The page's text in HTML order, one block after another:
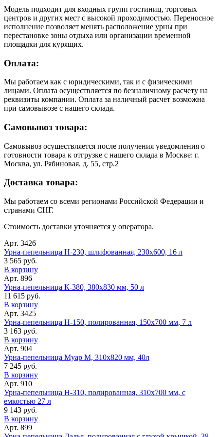
Модель подходит для входных групп гостиниц, торговых
центров и других мест с высокой проходимостью. Переносное
исполнение позволяет менять расположение урны при
перестановке зоны отдыха или организации временной
площадки для курящих.
Оплата:
Мы работаем как с юридическими, так и с физическими
лицами. Оплата осуществляется по безналичному расчету на
реквизиты компании. Оплата за наличный расчет возможна
при самовывозе с нашего склада.
Самовывоз товара:
Самовывоз осуществляется после получения уведомления о
готовности товара к отгрузке с нашего склада в Москве: г.
Москва, ул. Рябиновая, д. 55, стр.2
Доставка товара:
Мы работаем со всеми регионами Российской Федерации и
странами СНГ.
Стоимость доставки уточняется у оператора.
Арт. 3426
Урна-пепельница Н-230, шлифованная, 230х600, 16 л
3 565 руб.
В корзину
Арт. 896
Урна-пепельница К-380, 380х830 мм, 50 л
11 615 руб.
В корзину
Арт. 3425
Урна-пепельница Н-150, полированная, 150х700 мм, 7 л
3 163 руб.
В корзину
Арт. 904
Урна-пепельница Муар М, 310х820 мм, 40л
7 245 руб.
В корзину
Арт. 910
Урна-пепельница Н-310, полированная, 310х700 мм, с
емкостью 27 л
9 143 руб.
В корзину
Арт. 899